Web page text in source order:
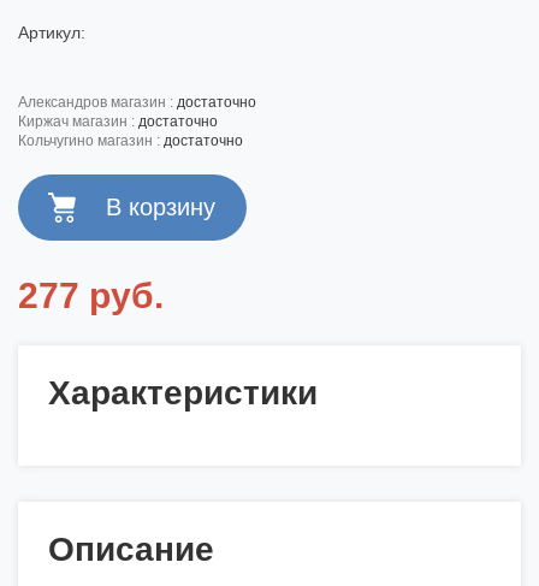
Артикул:
александров магазин : достаточно
киржач магазин : достаточно
кольчугино магазин : достаточно
277 руб.
Характеристики
Описание